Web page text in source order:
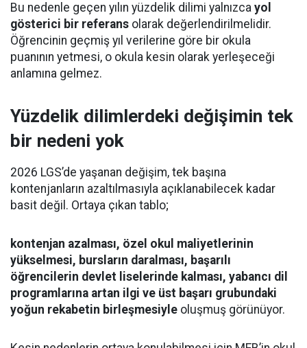
Bu nedenle geçen yılın yüzdelik dilimi yalnızca yol
gösterici bir referans olarak değerlendirilmelidir.
Öğrencinin geçmiş yıl verilerine göre bir okula
puanının yetmesi, o okula kesin olarak yerleşeceği
anlamına gelmez.
Yüzdelik dilimlerdeki değişimin tek
bir nedeni yok
2026 LGS’de yaşanan değişim, tek başına
kontenjanların azaltılmasıyla açıklanabilecek kadar
basit değil. Ortaya çıkan tablo;
kontenjan azalması, özel okul maliyetlerinin
yükselmesi, bursların daralması, başarılı
öğrencilerin devlet liselerinde kalması, yabancı dil
programlarına artan ilgi ve üst başarı grubundaki
yoğun rekabetin birleşmesiyle oluşmuş görünüyor.